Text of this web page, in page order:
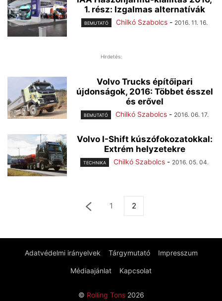
1. rész: Izgalmas alternatívák
BEMUTATÓ Chilkó Szabolcs - 2016. 11. 16.
Hirdetés:
Volvo Trucks építőipari
újdonságok, 2016: Többet ésszel
és erővel
BEMUTATÓ Chilkó Szabolcs - 2016. 06. 17.
Volvo I-Shift kúszófokozatokkal:
Extrém helyzetekre
TECHNIKA Chilkó Szabolcs - 2016. 05. 04.
1 2
Adatvédelmi irányelvek Tárgymutató Impresszum
Médiaajánlat Kapcsolat
© Rolling Tons2026